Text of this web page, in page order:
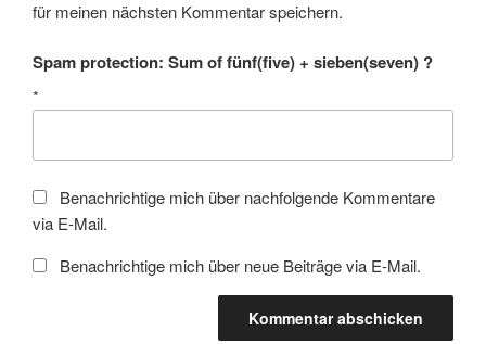
für meinen nächsten Kommentar speichern.
Spam protection: Sum of fünf(five) + sieben(seven) ?
*
Benachrichtige mich über nachfolgende Kommentare
via E-Mail.
Benachrichtige mich über neue Beiträge via E-Mail.